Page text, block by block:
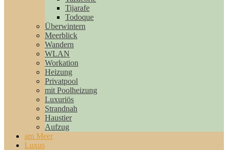
Tijarafe
Todoque
Überwintern
Meerblick
Wandern
WLAN
Workation
Heizung
Privatpool
mit Poolheizung
Luxuriös
Strandnah
Haustier
Aufzug
am Meer
Luxus